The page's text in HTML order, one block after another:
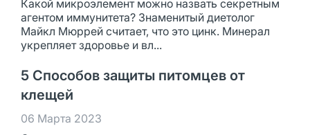
Какой микроэлемент можно назвать секретным
агентом иммунитета? Знаменитый диетолог
Майкл Мюррей считает, что это цинк. Минерал
укрепляет здоровье и вл...
5 Способов защиты питомцев от
клещей
06 Марта 2023